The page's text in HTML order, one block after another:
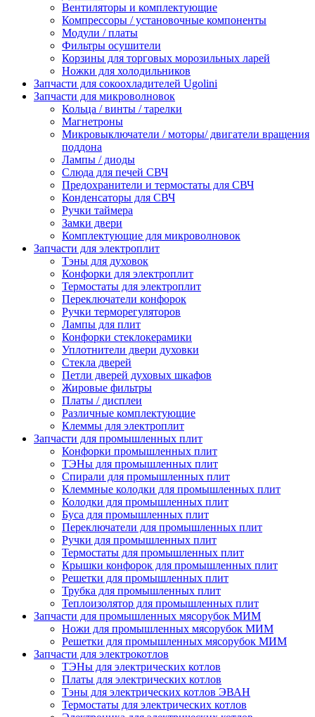
Вентиляторы и комплектующие
Компрессоры / установочные компоненты
Модули / платы
Фильтры осушители
Корзины для торговых морозильных ларей
Ножки для холодильников
Запчасти для сокоохладителей Ugolini
Запчасти для микроволновок
Кольца / винты / тарелки
Магнетроны
Микровыключатели / моторы/ двигатели вращения
поддона
Лампы / диоды
Слюда для печей СВЧ
Предохранители и термостаты для СВЧ
Конденсаторы для СВЧ
Ручки таймера
Замки двери
Комплектующие для микроволновок
Запчасти для электроплит
Тэны для духовок
Конфорки для электроплит
Термостаты для электроплит
Переключатели конфорок
Ручки терморегуляторов
Лампы для плит
Конфорки стеклокерамики
Уплотнители двери духовки
Стекла дверей
Петли дверей духовых шкафов
Жировые фильтры
Платы / дисплеи
Различные комплектующие
Клеммы для электроплит
Запчасти для промышленных плит
Конфорки промышленных плит
ТЭНы для промышленных плит
Спирали для промышленных плит
Клеммные колодки для промышленных плит
Колодки для промышленных плит
Буса для промышленных плит
Переключатели для промышленных плит
Ручки для промышленных плит
Термостаты для промышленных плит
Крышки конфорок для промышленных плит
Решетки для промышленных плит
Трубка для промышленных плит
Теплоизолятор для промышленных плит
Запчасти для промышленных мясорубок МИМ
Ножи для промышленных мясорубок МИМ
Решетки для промышленных мясорубок МИМ
Запчасти для электрокотлов
ТЭНы для электрических котлов
Платы для электрических котлов
Тэны для электрических котлов ЭВАН
Термостаты для электрических котлов